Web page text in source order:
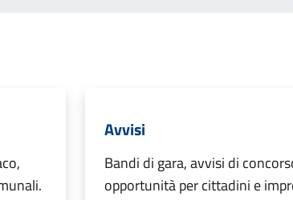
Avvisi
Bandi di gara, avvisi di
opportunità per cittadini e